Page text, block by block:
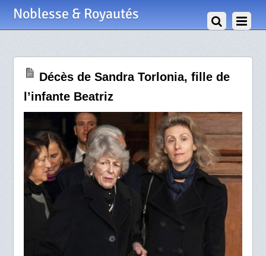
Noblesse & Royautés
Décès de Sandra Torlonia, fille de
l’infante Beatriz